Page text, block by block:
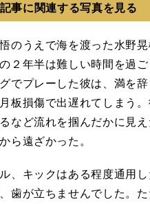
事に関連する写真を見る
うえで海を渡った水野晃
２年半は難しい時間を過
でプレーした彼は、満を
板損傷で出遅れてしまう
など流れを掴んだかに見
ら遠ざかった。
、キックはある程度通用
歯が立ちませんでした。